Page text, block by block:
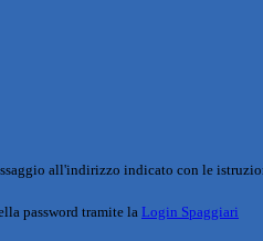
all'indirizzo indicato con le
password tramite la Login Spaggiari